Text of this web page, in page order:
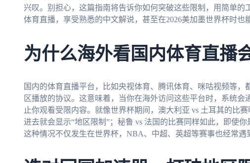
兴叹。别担心，这篇指南将告诉你如何突破这些限制，用简单的
体育直播，享受熟悉的中文解说，甚至在2026美加墨世界杯时也
为什么海外看国内体育直播
国内的体育直播平台，比如央视体育、腾讯体育、咪咕视频等
区播放的协议。这意味着，当你在海外访问这些平台时，系统会
止你观看受限内容。就像世界杯期间，澳大利亚 vs 土耳其的比
进去就会显示“地区限制”；秘鲁 vs 法国的比赛同样如此，即使
这种情况不仅发生在世界杯，NBA、中超、英超等赛事也经常遇